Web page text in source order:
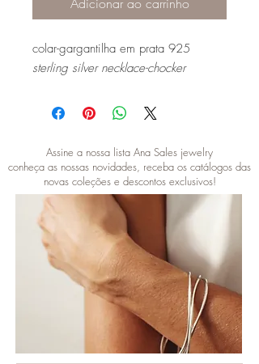
colar-gargantilha em prata 925
sterling silver necklace-chocker
Assine a nossa lista Ana Sales jewelry
conheça as nossas novidades, receba os catálogos das
novas coleções e descontos exclusivos!